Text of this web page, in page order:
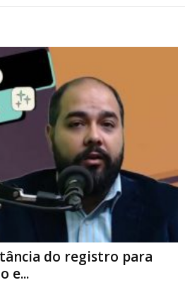
do registro para
e...